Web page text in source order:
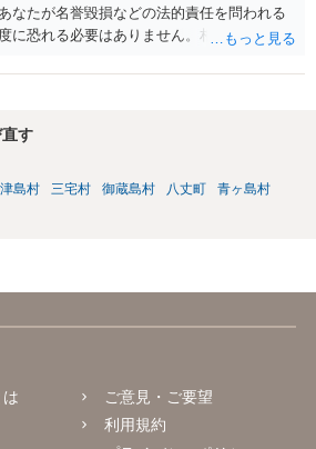
なたが名誉毀損などの法的責任を問われる
に恐れる必要はありません。相手の行為こ
た可能性が高いと考えられます。 今後の具
だけで名誉毀損は成立しません） ・マイナ
へ連絡し、カードの一時停止と再発行手続
会社には「個人情報を悪用されたトラブル
えておく すでに警察へ相談済みとのことで
トから連絡が来ても一切応じず、警察へ追
す
島村 三宅村 御蔵島村 八丈町
青ヶ島村
ご意見・ご要望
利用規約